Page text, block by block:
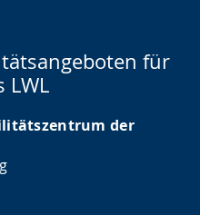
für
LWL
der